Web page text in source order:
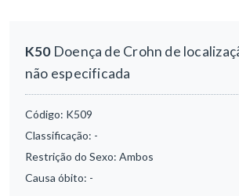
K50Doença de Crohn de
não especificada
Código: K509
Classificação: -
Restrição do Sexo: Ambos
Causa óbito: -